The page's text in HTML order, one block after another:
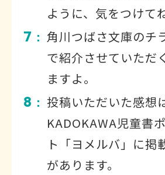
ように、気をつけてね
7 ： 角川つばさ文庫のチ
で紹介させていただ
ますよ。
8 ： 投稿いただいた感想
KADOKAWA児童書
ト「ヨメルバ」に掲
があります。